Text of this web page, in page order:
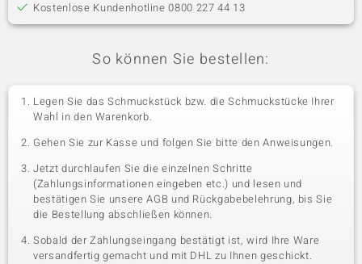
Kostenlose Kundenhotline 0800 227 44 13
So können Sie bestellen:
Legen Sie das Schmuckstück bzw. die Schmuckstücke Ihrer
Wahl in den Warenkorb.
Gehen Sie zur Kasse und folgen Sie bitte den Anweisungen.
Jetzt durchlaufen Sie die einzelnen Schritte
(Zahlungsinformationen eingeben etc.) und lesen und
bestätigen Sie unsere AGB und Rückgabebelehrung, bis Sie
die Bestellung abschließen können.
Sobald der Zahlungseingang bestätigt ist, wird Ihre Ware
versandfertig gemacht und mit DHL zu Ihnen geschickt.